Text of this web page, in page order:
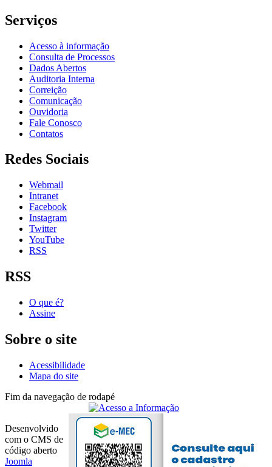
Serviços
Acesso à informação
Consulta de Processos
Dados Abertos
Auditoria Interna
Correição
Comunicação
Ouvidoria
Fale Conosco
Contatos
Redes Sociais
Webmail
Intranet
Facebook
Instagram
Twitter
YouTube
RSS
RSS
O que é?
Assine
Sobre o site
Acessibilidade
Mapa do site
Fim da navegação de rodapé
Desenvolvido
com o CMS de
código aberto
Joomla